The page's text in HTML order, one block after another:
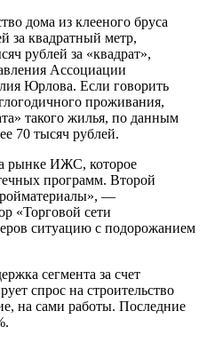
дома из клееного бруса
за квадратный метр,
рублей за «квадрат»,
Ассоциации
Юрлова. Если говорить
проживания,
такого жилья, по данным
70 тысяч рублей.
рынке ИЖС, которое
программ. Второй
—
«Торговой сети
ситуацию с подорожанием
сегмента за счет
спрос на строительство
на сами работы. Последние